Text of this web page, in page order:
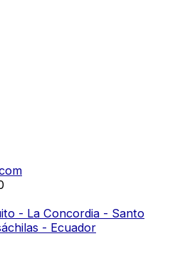
- La Concordia - Santo
- Ecuador